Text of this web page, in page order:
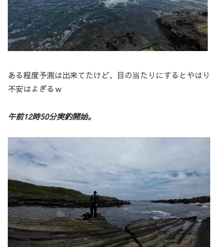
ある程度予測は出来てたけど、目の当たりにするとやはり
不安はよぎるｗ
午前12時50分実釣開始。